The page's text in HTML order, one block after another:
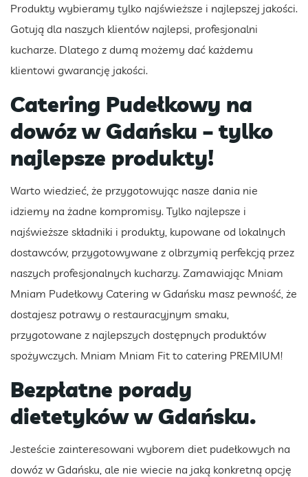
Produkty wybieramy tylko najświeższe i najlepszej jakości.
Gotują dla naszych klientów najlepsi, profesjonalni
kucharze. Dlatego z dumą możemy dać każdemu
klientowi gwarancję jakości.
Catering Pudełkowy na
dowóz w Gdańsku – tylko
najlepsze produkty!
Warto wiedzieć, że przygotowując nasze dania nie
idziemy na żadne kompromisy. Tylko najlepsze i
najświeższe składniki i produkty, kupowane od lokalnych
dostawców, przygotowywane z olbrzymią perfekcją przez
naszych profesjonalnych kucharzy. Zamawiając Mniam
Mniam Pudełkowy Catering w Gdańsku masz pewność, że
dostajesz potrawy o restauracyjnym smaku,
przygotowane z najlepszych dostępnych produktów
spożywczych. Mniam Mniam Fit to catering PREMIUM!
Bezpłatne porady
dietetyków w Gdańsku.
Jesteście zainteresowani wyborem diet pudełkowych na
dowóz w Gdańsku, ale nie wiecie na jaką konkretną opcję